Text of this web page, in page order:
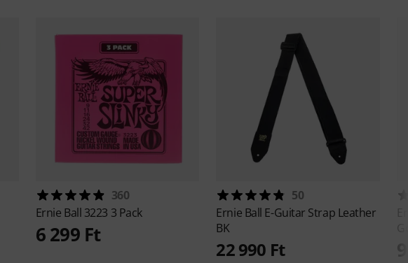
360
Ernie Ball 3223 3 Pack
6 299 Ft
50
Ernie Ball E-Guitar Strap Leather
BK
22 990 Ft